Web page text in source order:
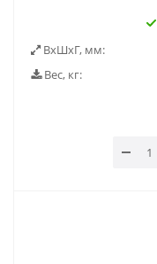
ВxШxГ, мм:
Вес, кг: